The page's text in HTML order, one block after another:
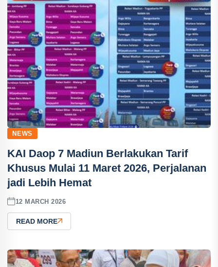
NEWS
KAI Daop 7 Madiun Berlakukan Tarif
Khusus Mulai 11 Maret 2026, Perjalanan
jadi Lebih Hemat
12 MARCH 2026
READ MORE